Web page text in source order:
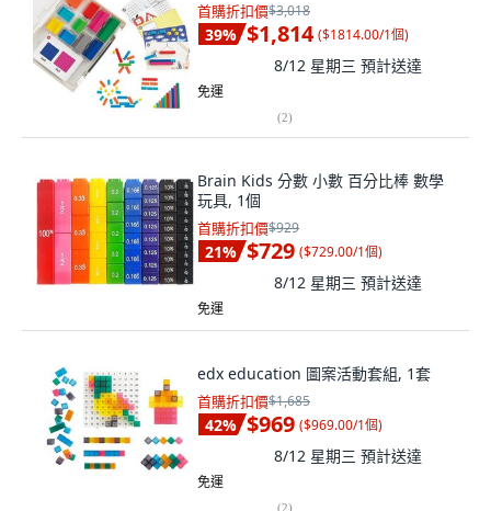
首購折扣價$3,018
39% $1,814 ($1814.00/1個)
8/12 星期三 預計送達
免運
(2)
Brain Kids 分數 小數 百分比棒 數學
玩具, 1個
首購折扣價$929
21% $729 ($729.00/1個)
8/12 星期三 預計送達
免運
edx education 圖案活動套組, 1套
首購折扣價$1,685
42% $969 ($969.00/1個)
8/12 星期三 預計送達
免運
(2)